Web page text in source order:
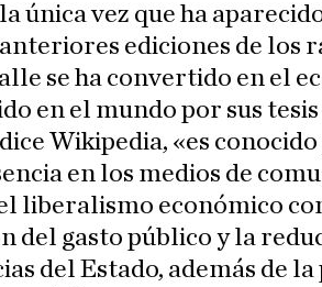
única vez que ha
ediciones de los
se ha convertido en el
en el mundo por sus
Wikipedia, «es
en los medios de
liberalismo económico
del gasto público y la
del Estado, además de